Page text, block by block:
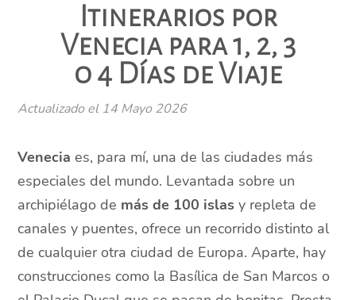
Itinerarios por
Venecia para 1, 2, 3
o 4 Días de Viaje
Actualizado el 14 Mayo 2026
Venecia es, para mí, una de las ciudades más
especiales del mundo. Levantada sobre un
archipiélago de más de 100 islasy repleta de
canales y puentes, ofrece un recorrido distinto al
de cualquier otra ciudad de Europa. Aparte, hay
construcciones como la Basílica de San Marcos o